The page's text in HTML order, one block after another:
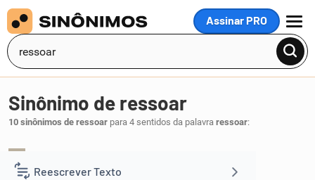
Assinar PRO
MENU
Reescrever Texto
Sinônimo de ressoar
10 sinônimos de ressoar para 4 sentidos da palavra ressoar: